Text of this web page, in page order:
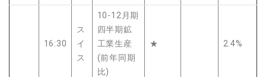
16:30
ス
イ
ス
10-12月期
四半期鉱
工業生産
(前年同期
比)
★ 2.4%